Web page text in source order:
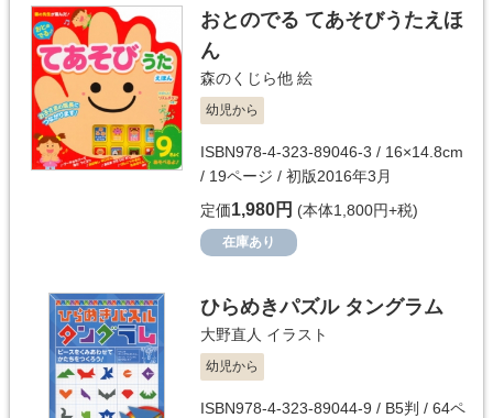
おとのでる てあそびうたえほ
ん
森のくじら他 絵
幼児から
ISBN978-4-323-89046-3 / 16×14.8cm
/ 19ページ / 初版2016年3月
定価1,980円 (本体1,800円+税)
在庫あり
ひらめきパズル タングラム
大野直人 イラスト
幼児から
ISBN978-4-323-89044-9 / B5判 / 64ペ